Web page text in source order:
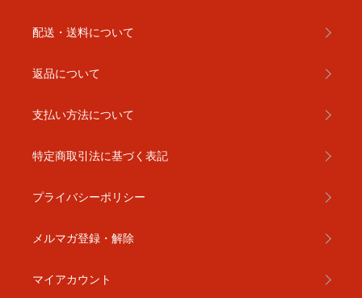
配送・送料について
返品について
支払い方法について
特定商取引法に基づく表記
プライバシーポリシー
メルマガ登録・解除
マイアカウント